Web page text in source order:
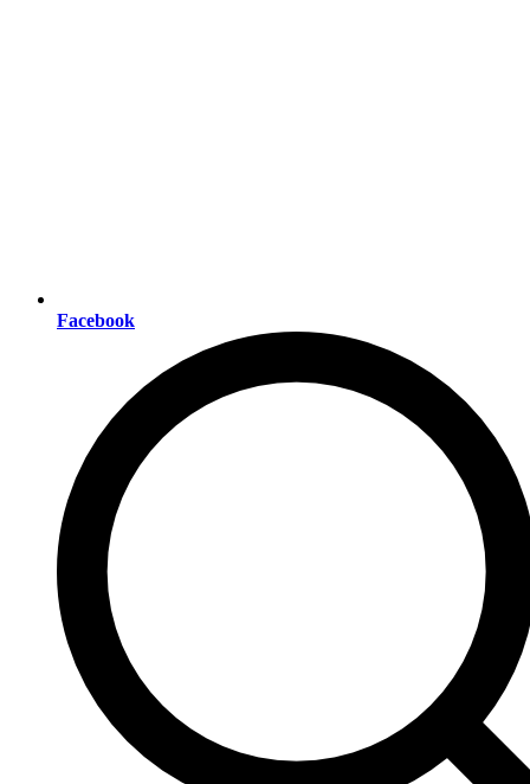
Facebook